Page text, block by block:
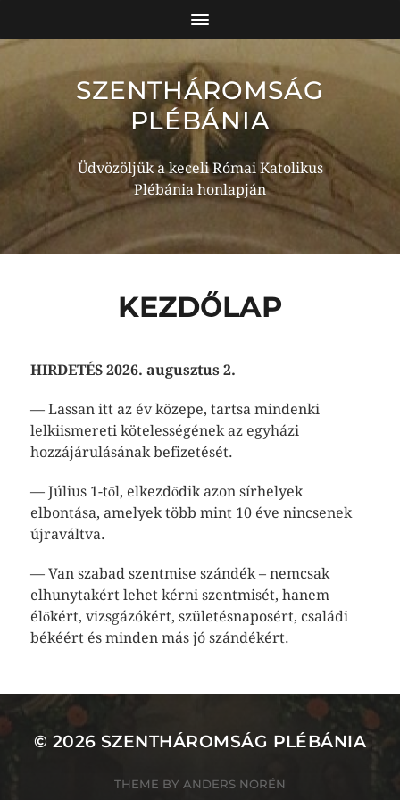
SZENTHÁROMSÁG
PLÉBÁNIA
Üdvözöljük a keceli Római Katolikus
Plébánia honlapján
KEZDŐLAP
HIRDETÉS 2026. augusztus 2.
— Lassan itt az év közepe, tartsa mindenki
lelkiismereti kötelességének az egyházi
hozzájárulásának befizetését.
— Július 1-től, elkezdődik azon sírhelyek
elbontása, amelyek több mint 10 éve nincsenek
újraváltva.
— Van szabad szentmise szándék – nemcsak
elhunytakért lehet kérni szentmisét, hanem
élőkért, vizsgázókért, születésnaposért, családi
békéért és minden más jó szándékért.
© 2026 SZENTHÁROMSÁG PLÉBÁNIA
THEME BY ANDERS NORÉN